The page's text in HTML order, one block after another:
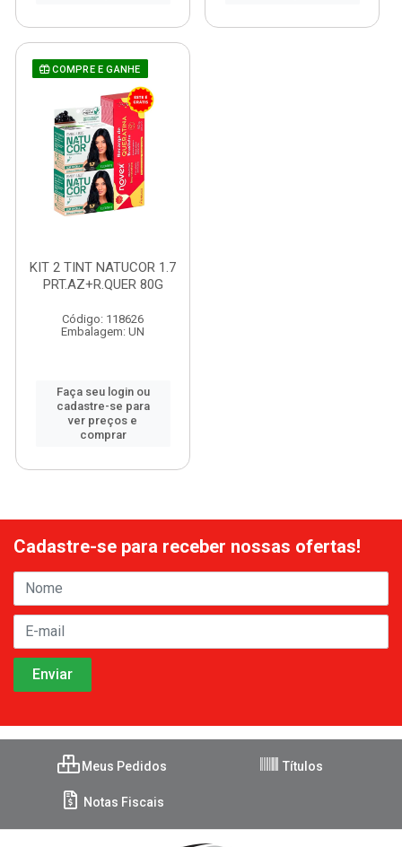
COMPRE E GANHE
KIT 2 TINT NATUCOR 1.7
PRT.AZ+R.QUER 80G
Código: 118626
Embalagem: UN
Faça seu login ou
cadastre-se para
ver preços e
comprar
Cadastre-se para receber nossas ofertas!
Meus Pedidos Títulos
Notas Fiscais